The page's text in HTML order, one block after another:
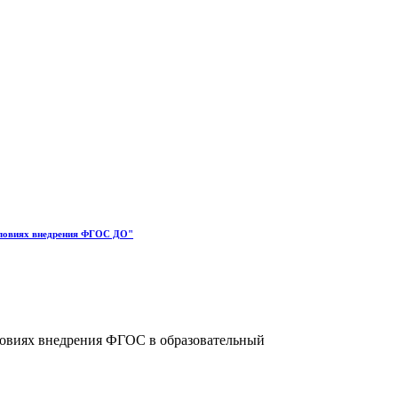
внедрения ФГОС ДО"
внедрения ФГОС в образовательный